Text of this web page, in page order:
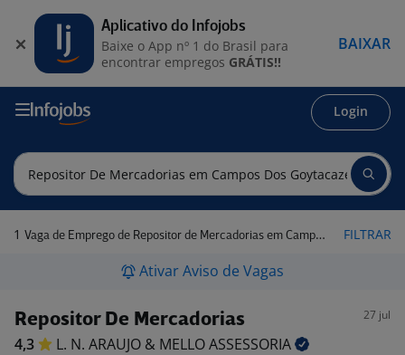
Login
1 Vaga de Emprego de Repositor de Mercadorias em Campos dos Goytacazes - RJ FILTRAR
Ativar Aviso de Vagas
Repositor De Mercadorias 27 jul
4,3 L. N. ARAUJO & MELLOASSESSORIA
Aplicativo do Infojobs
Baixe o App nº 1 do Brasil para
encontrar empregos GRÁTIS!!
BAIXAR